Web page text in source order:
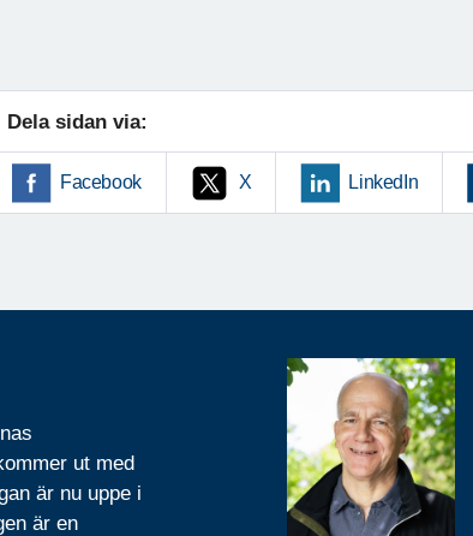
Dela sidan via:
Facebook X LinkedIn
ut med
är nu uppe i
är en